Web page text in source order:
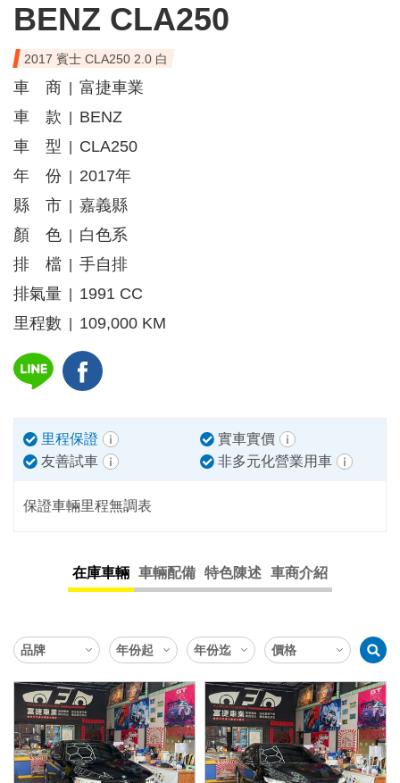
BENZ CLA250
2017 賓士 CLA250 2.0 白
車 商
富捷車業
車 款
BENZ
車 型
CLA250
年 份
2017年
縣 市
嘉義縣
顏 色
白色系
排 檔
手自排
排氣量
1991 CC
里程數
109,000 KM
里程保證
實車實價
友善試車
非多元化營業用車
保證車輛里程無調表
在庫車輛 車輛配備 特色陳述 車商介紹